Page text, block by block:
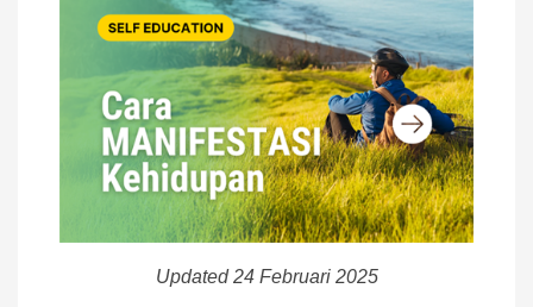
Updated 24 Februari 2025